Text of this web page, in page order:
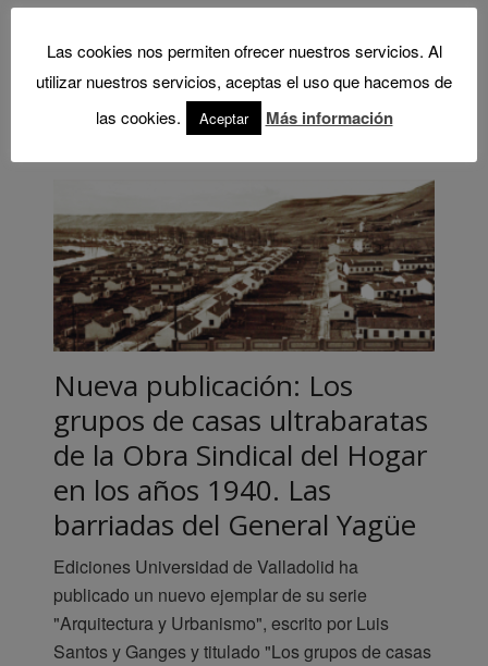
para consulta y descarga libre en la sección de
Publicaciones→Dossier Ciudades de esta web.
Nueva publicación: Los
grupos de casas ultrabaratas
de la Obra Sindical del Hogar
en los años 1940. Las
barriadas del General Yagüe
Ediciones Universidad de Valladolid ha
publicado un nuevo ejemplar de su serie
"Arquitectura y Urbanismo", escrito por Luis
Santos y Ganges y titulado "Los grupos de casas
Las cookies nos permiten ofrecer nuestros servicios. Al
utilizar nuestros servicios, aceptas el uso que hacemos de
las cookies.
Aceptar Más información